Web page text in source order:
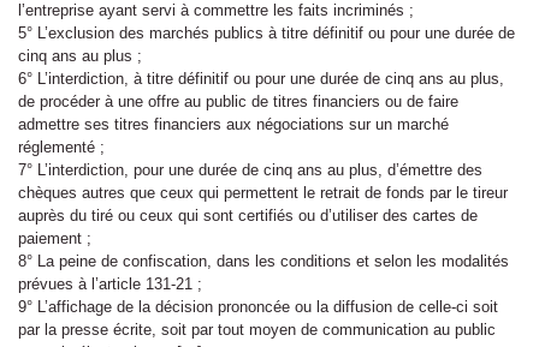
l’entreprise ayant servi à commettre les faits incriminés ;
5° L’exclusion des marchés publics à titre définitif ou pour une durée de
cinq ans au plus ;
6° L’interdiction, à titre définitif ou pour une durée de cinq ans au plus,
de procéder à une offre au public de titres financiers ou de faire
admettre ses titres financiers aux négociations sur un marché
réglementé ;
7° L’interdiction, pour une durée de cinq ans au plus, d’émettre des
chèques autres que ceux qui permettent le retrait de fonds par le tireur
auprès du tiré ou ceux qui sont certifiés ou d’utiliser des cartes de
paiement ;
8° La peine de confiscation, dans les conditions et selon les modalités
prévues à l’article 131-21 ;
9° L’affichage de la décision prononcée ou la diffusion de celle-ci soit
par la presse écrite, soit par tout moyen de communication au public